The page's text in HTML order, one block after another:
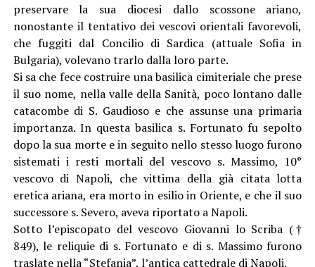
preservare la sua diocesi dallo scossone ariano,
nonostante il tentativo dei vescovi orientali favorevoli,
che fuggiti dal Concilio di Sardica (attuale Sofia in
Bulgaria), volevano trarlo dalla loro parte.
Si sa che fece costruire una basilica cimiteriale che prese
il suo nome, nella valle della Sanità, poco lontano dalle
catacombe di S. Gaudioso e che assunse una primaria
importanza. In questa basilica s. Fortunato fu sepolto
dopo la sua morte e in seguito nello stesso luogo furono
sistemati i resti mortali del vescovo s. Massimo, 10°
vescovo di Napoli, che vittima della già citata lotta
eretica ariana, era morto in esilio in Oriente, e che il suo
successore s. Severo, aveva riportato a Napoli.
Sotto l’episcopato del vescovo Giovanni lo Scriba (†
849), le reliquie di s. Fortunato e di s. Massimo furono
traslate nella “Stefania”, l’antica cattedrale di Napoli.